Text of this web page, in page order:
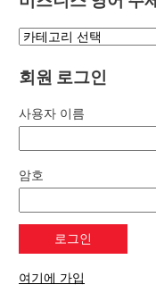
회원 로그인
사용자 이름
암호
여기에 가입